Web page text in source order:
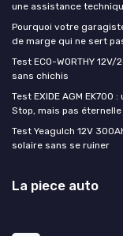
une assistance
Pourquoi votre
de marge qui ne sert
Test ECO-WORTHY
sans chichis
Test EXIDE AGM
Stop, mais pas éternelle
Test Yeagulch 12V
solaire sans se ruiner
La piece auto